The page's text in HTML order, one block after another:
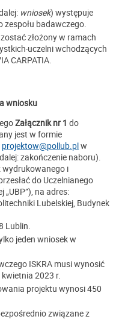
wniosek) występuje
badawczego.
złożony w ramach
uczelni wchodzących
CARPATIA.
wniosku
Załącznik nr 1 do
jest w formie
projektow@pollub.plw
zakończenie naboru).
wydrukowanego i
do Uczelnianego
na adres:
Lubelskiej, Budynek
Lublin.
jeden wniosek w
ISKRA musi wynosić
2023 r.
projektu wynosi 450
związane z